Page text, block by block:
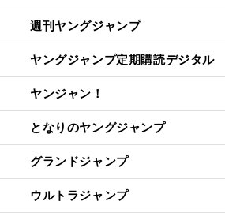
週刊ヤングジャンプ
ヤングジャンプ定期購読デジタル
ヤンジャン！
となりのヤングジャンプ
グランドジャンプ
ウルトラジャンプ